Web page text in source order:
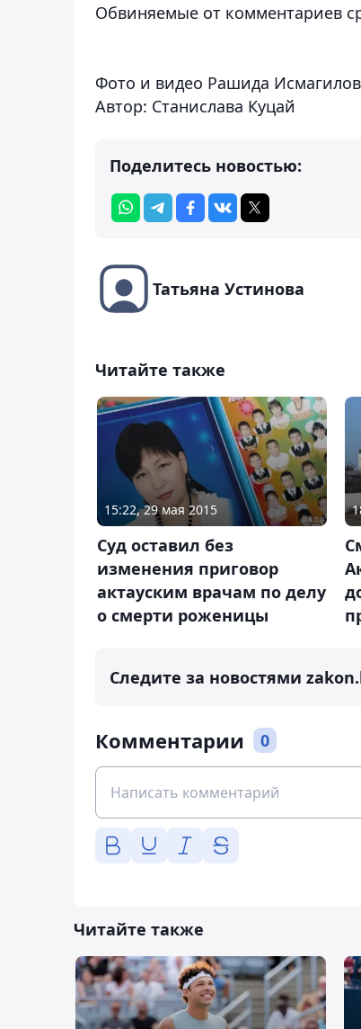
Обвиняемые от комментариев
Фото и видео Рашида
Автор: Станислава Куцай
Поделитесь новостью:
Татьяна Устинова
Читайте также
15:22, 29 мая 2015
Суд оставил без
изменения приговор
актауским врачам по делу
о смерти роженицы
Следите за новостями
Комментарии 0
Читайте также